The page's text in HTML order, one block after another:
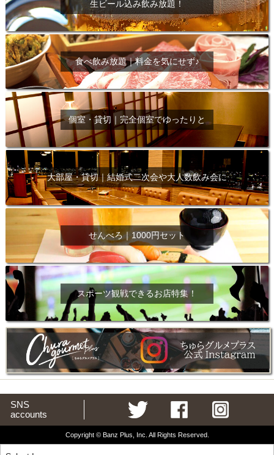
生ビール込み飲み放題！
食べ飲み放題｜料金を気にせず♪
個室・貸切｜完全個室でゆったりと
大部屋・貸切｜結婚式二次会や大人数飲み会に
せんべろ｜1000円セット
スポーツ観戦できるお店特集！
SNS
accounts
Copyright © Banz Plus, Inc. All Rights Reserved.